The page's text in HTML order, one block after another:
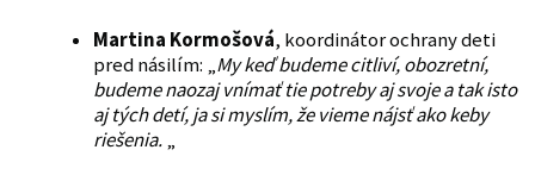
Martina Kormošová, koordinátor ochrany deti
pred násilím: „My keď budeme citliví, obozretní,
budeme naozaj vnímať tie potreby aj svoje a tak isto
aj tých detí, ja si myslím, že vieme nájsť ako keby
riešenia.„